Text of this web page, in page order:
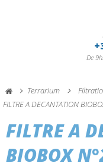
De
Terrarium
FILTRE A DECANTATION
FILTRE A
BIOBOX